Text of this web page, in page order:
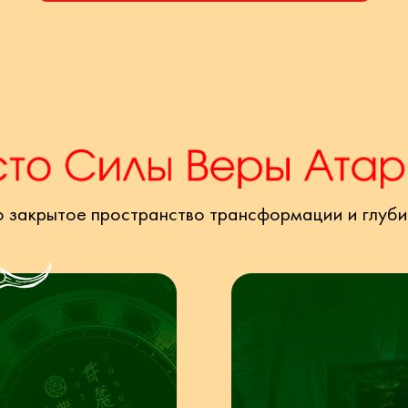
закрытое пространство трансформации и